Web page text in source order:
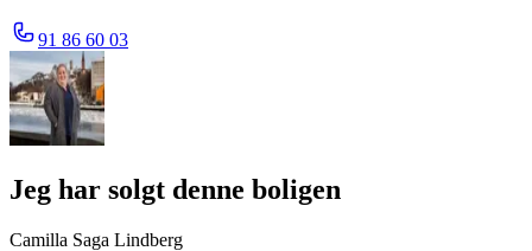
91 86 60 03
Jeg har solgt denne boligen
Camilla Saga Lindberg